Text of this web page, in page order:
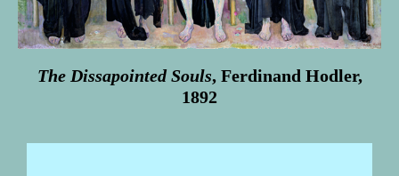
The Dissapointed Souls, Ferdinand Hodler,
1892